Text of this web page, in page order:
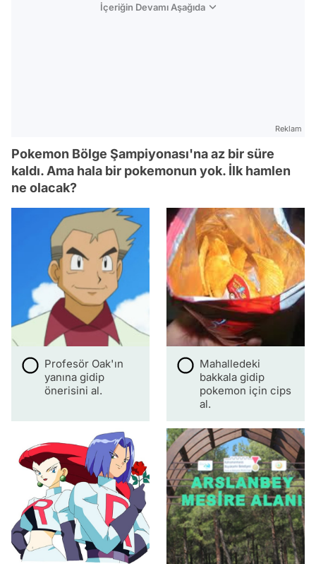
İçeriğin Devamı Aşağıda
Reklam
Pokemon Bölge Şampiyonası'na az bir süre
kaldı. Ama hala bir pokemonun yok. İlk hamlen
ne olacak?
Profesör Oak'ın
yanına gidip
önerisini al.
Mahalledeki
bakkala gidip
pokemon için cips
al.